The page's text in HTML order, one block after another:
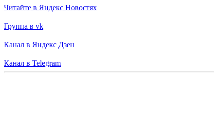
Читайте в Яндекс Новостях
Группа в vk
Канал в Яндекс Дзен
Канал в Telegram